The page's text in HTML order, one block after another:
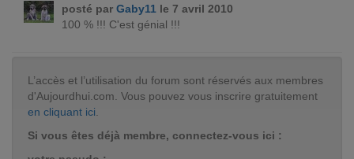
posté par Gaby11 le 7 avril 2010
100 % !!! C'est génial !!!
L’accès et l’utilisation du forum sont réservés aux membres
d'Aujourdhui.com. Vous pouvez vous inscrire gratuitement
en cliquant ici
Si vous êtes déjà membre, connectez-vous ici :